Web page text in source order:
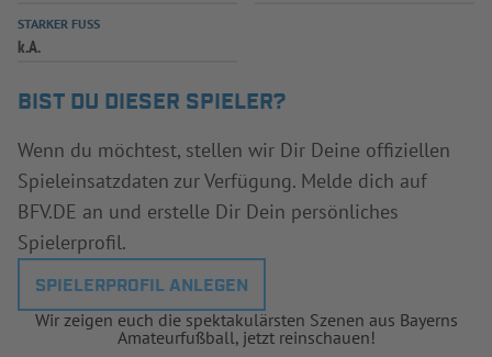
STARKER FUSS
k.A.
BIST DU DIESER SPIELER?
Wenn du möchtest, stellen wir Dir Deine offiziellen
Spieleinsatzdaten zur Verfügung. Melde dich auf
BFV.DE an und erstelle Dir Dein persönliches
Spielerprofil.
SPIELERPROFIL ANLEGEN
Wir zeigen euch die spektakulärsten Szenen aus Bayerns
Amateurfußball, jetzt reinschauen!